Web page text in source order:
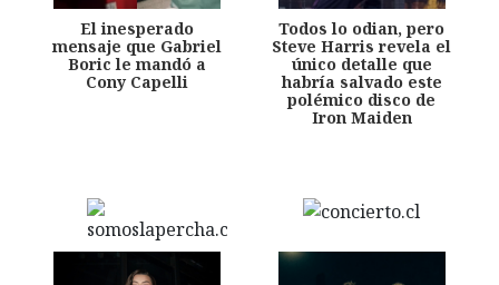
El inesperado
mensaje que Gabriel
Boric le mandó a
Cony Capelli
Todos lo odian, pero
Steve Harris revela el
único detalle que
habría salvado este
polémico disco de
Iron Maiden